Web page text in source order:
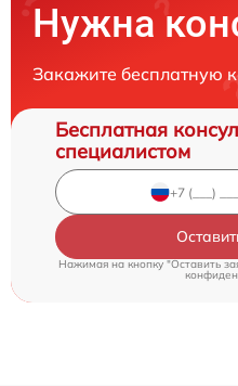
Нужна
Закажите бесплатную
Бесплатная
специалистом
Нажимая на кнопку "Оставить